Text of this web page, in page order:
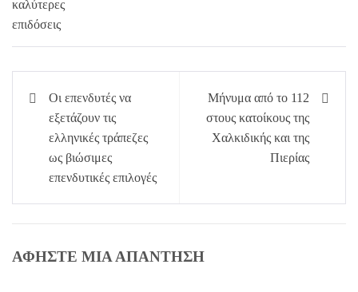
Πλοήγηση
άρθρων
Οι επενδυτές να
εξετάζουν τις
ελληνικές τράπεζες
ως βιώσιμες
επενδυτικές επιλογές
Μήνυμα από το 112
στους κατοίκους της
Χαλκιδικής και της
Πιερίας
ΑΦΉΣΤΕ ΜΙΑ ΑΠΆΝΤΗΣΗ